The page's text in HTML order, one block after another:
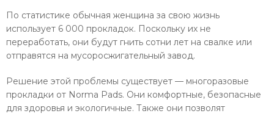
По статистике обычная женщина за свою жизнь
использует 6 000 прокладок. Поскольку их не
переработать, они будут гнить сотни лет на свалке или
отправятся на мусоросжигательный завод.
Решение этой проблемы существует — многоразовые
прокладки от Norma Pads. Они комфортные, безопасные
для здоровья и экологичные. Также они позволят